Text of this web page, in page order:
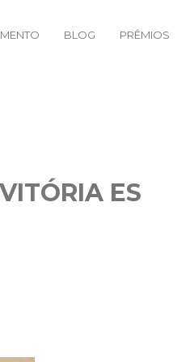
BLOG PRÊMIOS
ES